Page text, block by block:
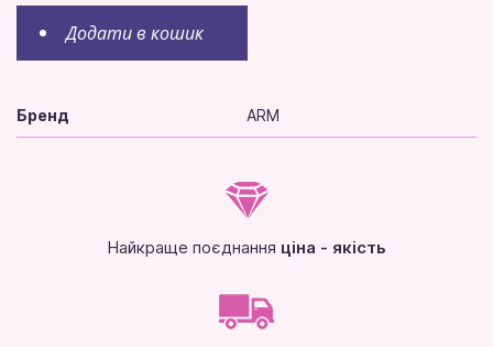
Додати в кошик
Бренд ARM
Найкраще поєднання ціна - якість